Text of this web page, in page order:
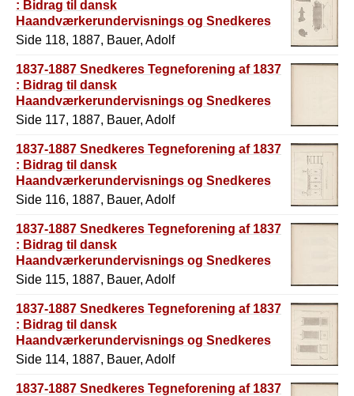
: Bidrag til dansk
Haandværkerundervisnings og Snedkeres
Historie
Side 118, 1887, Bauer, Adolf
1837-1887 Snedkeres Tegneforening af 1837
: Bidrag til dansk
Haandværkerundervisnings og Snedkeres
Historie
Side 117, 1887, Bauer, Adolf
1837-1887 Snedkeres Tegneforening af 1837
: Bidrag til dansk
Haandværkerundervisnings og Snedkeres
Historie
Side 116, 1887, Bauer, Adolf
1837-1887 Snedkeres Tegneforening af 1837
: Bidrag til dansk
Haandværkerundervisnings og Snedkeres
Historie
Side 115, 1887, Bauer, Adolf
1837-1887 Snedkeres Tegneforening af 1837
: Bidrag til dansk
Haandværkerundervisnings og Snedkeres
Historie
Side 114, 1887, Bauer, Adolf
1837-1887 Snedkeres Tegneforening af 1837